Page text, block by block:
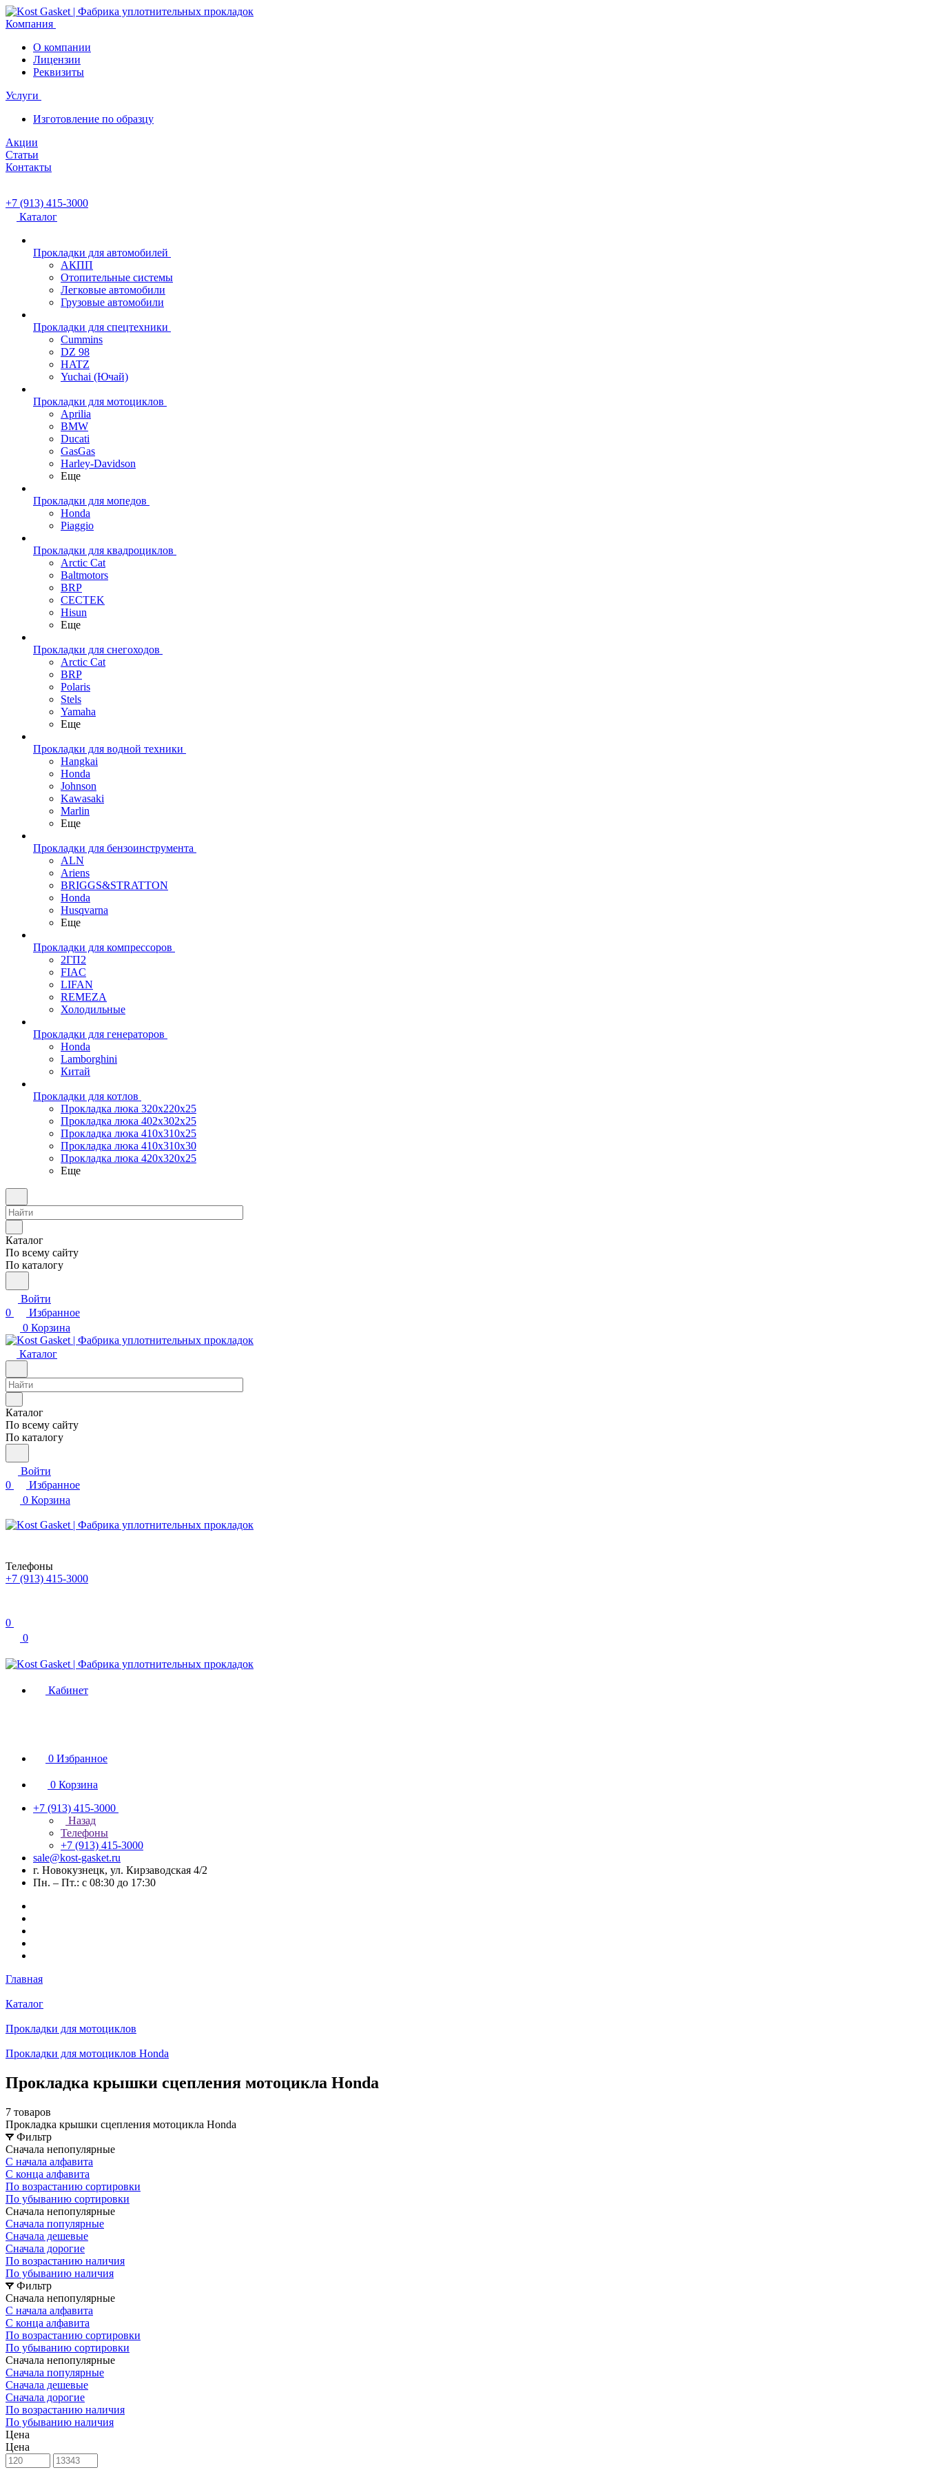
Компания
О компании
Лицензии
Реквизиты
Услуги
Изготовление по образцу
Акции
Статьи
Контакты
+7 (913) 415-3000
Каталог
Прокладки для автомобилей
АКПП
Отопительные системы
Легковые автомобили
Грузовые автомобили
Прокладки для спецтехники
Cummins
DZ 98
HATZ
Yuchai (Ючай)
Прокладки для мотоциклов
Aprilia
BMW
Ducati
GasGas
Harley-Davidson
Еще
Прокладки для мопедов
Honda
Piaggio
Прокладки для квадроциклов
Arctic Cat
Baltmotors
BRP
CECTEK
Hisun
Еще
Прокладки для снегоходов
Arctic Cat
BRP
Polaris
Stels
Yamaha
Еще
Прокладки для водной техники
Hangkai
Honda
Johnson
Kawasaki
Marlin
Еще
Прокладки для бензоинструмента
ALN
Ariens
BRIGGS&STRATTON
Honda
Husqvarna
Еще
Прокладки для компрессоров
2ГП2
FIAC
LIFAN
REMEZA
Холодильные
Прокладки для генераторов
Honda
Lamborghini
Китай
Прокладки для котлов
Прокладка люка 320x220x25
Прокладка люка 402x302x25
Прокладка люка 410x310x25
Прокладка люка 410х310х30
Прокладка люка 420x320x25
Еще
Каталог
По всему сайту
По каталогу
Войти
0
Избранное
0 Корзина
Каталог
Каталог
По всему сайту
По каталогу
Войти
0
Избранное
0 Корзина
Телефоны
+7 (913) 415-3000
0
0
Кабинет
0 Избранное
0 Корзина
+7 (913) 415-3000
Назад
Телефоны
+7 (913) 415-3000
sale@kost-gasket.ru
г. Новокузнецк, ул. Кирзаводская 4/2
Пн. – Пт.: с 08:30 до 17:30
Главная
Каталог
Прокладки для мотоциклов
Прокладки для мотоциклов Honda
Прокладка крышки сцепления мотоцикла Honda
7 товаров
Прокладка крышки сцепления мотоцикла Honda
Фильтр
Сначала непопулярные
С начала алфавита
С конца алфавита
По возрастанию сортировки
По убыванию сортировки
Сначала непопулярные
Сначала популярные
Сначала дешевые
Сначала дорогие
По возрастанию наличия
По убыванию наличия
Фильтр
Сначала непопулярные
С начала алфавита
С конца алфавита
По возрастанию сортировки
По убыванию сортировки
Сначала непопулярные
Сначала популярные
Сначала дешевые
Сначала дорогие
По возрастанию наличия
По убыванию наличия
Цена
Цена